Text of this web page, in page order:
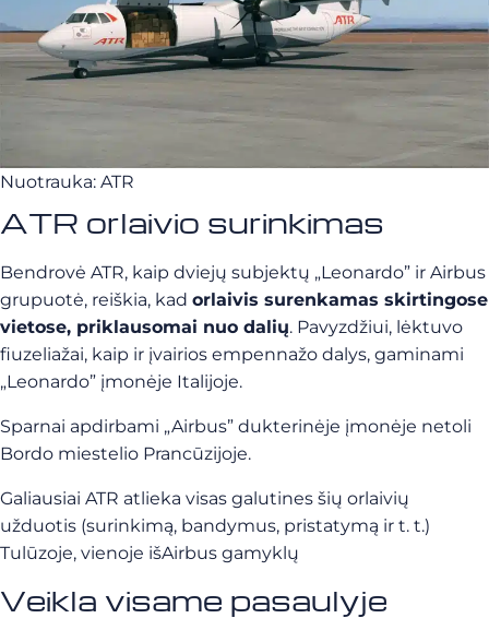
Nuotrauka: ATR
ATR orlaivio surinkimas
Bendrovė ATR, kaip dviejų subjektų „Leonardo” ir Airbus
grupuotė, reiškia, kad orlaivis surenkamas skirtingose
vietose, priklausomai nuo dalių. Pavyzdžiui, lėktuvo
fiuzeliažai, kaip ir įvairios empennažo dalys, gaminami
„Leonardo” įmonėje Italijoje.
Sparnai apdirbami „Airbus” dukterinėje įmonėje netoli
Bordo miestelio Prancūzijoje.
Galiausiai ATR atlieka visas galutines šių orlaivių
užduotis (surinkimą, bandymus, pristatymą ir t. t.)
Tulūzoje, vienoje išAirbus gamyklų
Veikla visame pasaulyje